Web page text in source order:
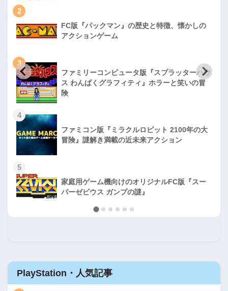
2
FC版『パックマン』の歴史と特徴、懐かしの
アクションゲーム
3
ファミリーコンピュータ版『スプラッターハウ
ス わんぱくグラフィティ』ホラーと笑いの冒
険
4
ファミコン版『ミラクルロピット 2100年の大
冒険』謎解き満載の近未来アクション
5
家庭用ゲーム機向けのオリジナルFC版『スー
パーゼビウス ガンプの謎』
PlayStation・人気記事